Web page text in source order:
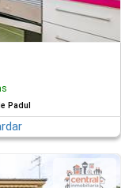
Padul